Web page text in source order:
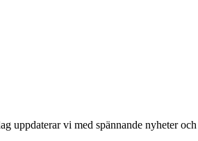
uppdaterar vi med spännande nyheter